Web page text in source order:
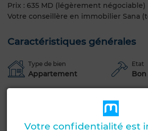
Prix : 635 MD (légèrement négociable)
Votre conseillère en immobilier Sana
Caractéristiques générales
Type de bien
Appartement
Etat
Votre confidentialité est